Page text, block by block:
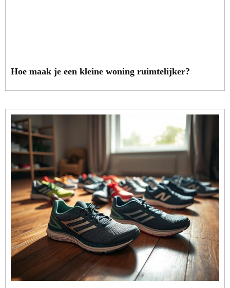
Hoe maak je een kleine woning ruimtelijker?